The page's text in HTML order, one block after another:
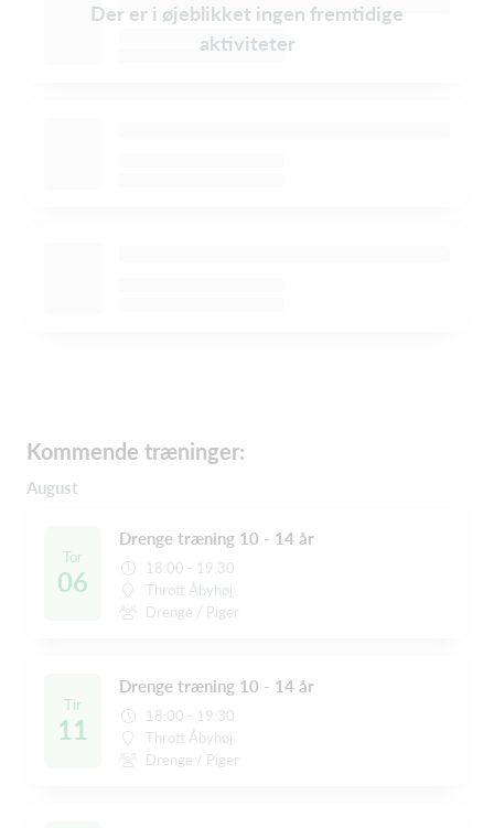
Der er i øjeblikket ingen fremtidige
aktiviteter
Kommende træninger:
August
Tor
06
Drenge træning 10 - 14 år
18:00 - 19:30
Thrott Åbyhøj
Drenge / Piger
Tir
11
Drenge træning 10 - 14 år
18:00 - 19:30
Thrott Åbyhøj
Drenge / Piger